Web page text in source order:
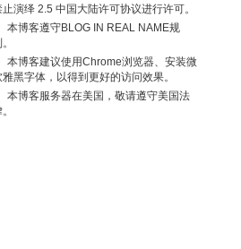
止演绎 2.5 中国大陆许可协议进行许可。
本博客遵守BLOG IN REAL NAME规
本博客建议使用Chrome浏览器、安装微
雅黑字体，以得到更好的访问效果。
本博客服务器在美国 ，敬请遵守美国法